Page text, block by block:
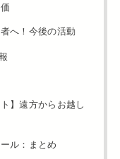
へ！今後の活動
】遠方からお越し
ル：まとめ